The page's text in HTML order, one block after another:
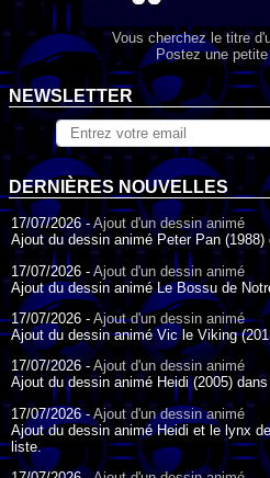
Vous cherchez le titre
Postez une
NEWSLETTER
DERNIÈRES NOUVELLES
17/07/2026 -Ajout d'un dessin animé
Ajout du dessin animé Peter Pan (1988)
17/07/2026 - Ajout d'un dessin animé
Ajout du dessin animé Le Bossu de
17/07/2026 - Ajout d'un dessin animé
Ajout du dessin animé Vic le Viking
17/07/2026 -Ajout d'un dessin animé
Ajout du dessin animé Heidi (2005)
17/07/2026 -Ajout d'un dessin animé
Ajout du dessin animé Heidi et le lynx
liste.